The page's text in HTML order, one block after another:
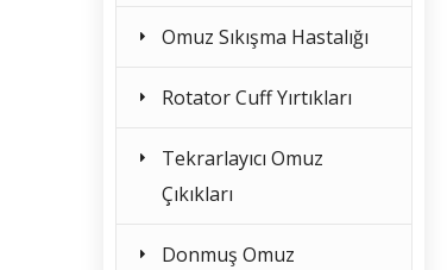
Omuz Sıkışma Hastalığı
Rotator Cuff Yırtıkları
Tekrarlayıcı Omuz
Çıkıkları
Donmuş Omuz